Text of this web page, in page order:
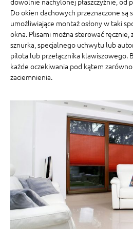
Do okien dachowych przeznaczone są
umożliwiające montaż osłony w taki
okna. Plisami można sterować ręcznie,
sznurka, specjalnego uchwytu lub
pilota lub przełącznika klawiszowego.
każde oczekiwania pod kątem
zaciemnienia.